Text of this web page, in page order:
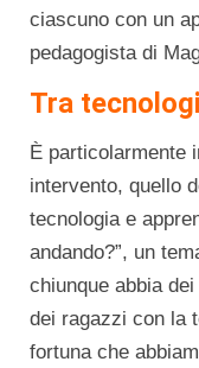
ciascuno con un
pedagogista di
Tra
È particolarmente
intervento, quello
tecnologia e
andando?”, un
chiunque abbia
dei ragazzi con la
fortuna che